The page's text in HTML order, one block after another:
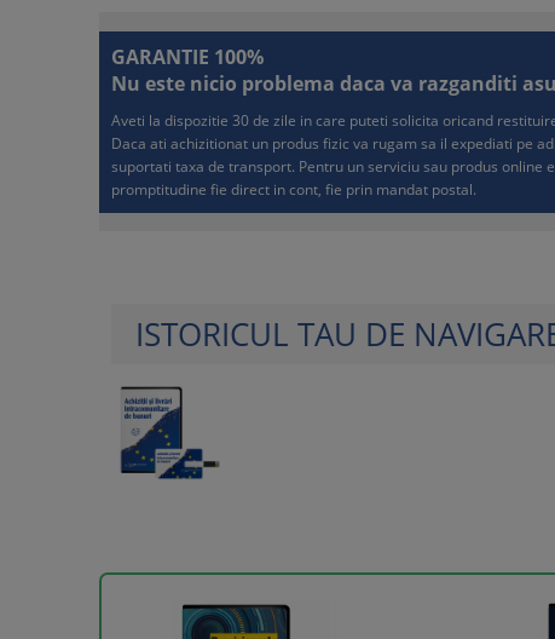
GARANTIE 100%
Nu este nicio problema daca va razganditi
Aveti la dispozitie 30 de zile in care puteti solicita oricand
Daca ati achizitionat un produs fizic va rugam sa il expediati pe
suportati taxa de transport. Pentru un serviciu sau produs online
promptitudine fie direct in cont, fie prin mandat postal.
ISTORICUL TAU DE